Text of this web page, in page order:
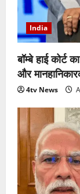
India
बॉम्बे हाई
और
4tv News